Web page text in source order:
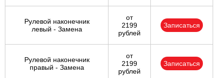
Рулевой наконечник
левый - Замена
от
2199
рублей
Записаться
Рулевой наконечник
правый - Замена
от
2199
рублей
Записаться